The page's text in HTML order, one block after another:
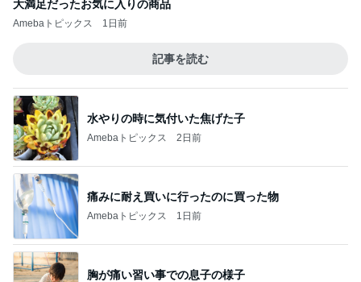
大満足だったお気に入りの商品
Amebaトピックス 1日前
記事を読む
水やりの時に気付いた焦げた子
Amebaトピックス 2日前
痛みに耐え買いに行ったのに買った物
Amebaトピックス 1日前
胸が痛い習い事での息子の様子